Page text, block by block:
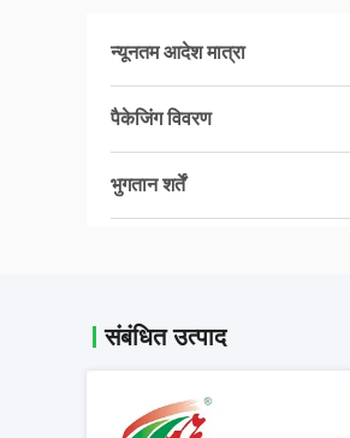
न्यूनतम आदेश मात्रा
पैकेजिंग विवरण
भुगतान शर्तें
संबंधित उत्पाद